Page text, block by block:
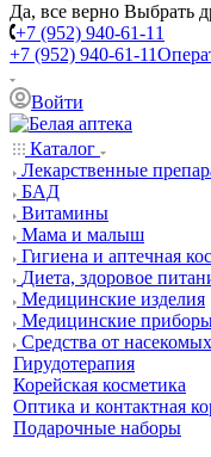
Да, все верно Выбрать
+7 (952) 940-61-11
+7 (952) 940-61-11
Войти
Каталог
Лекарственные
БАД
Витамины
Мама и малыш
Гигиена и аптечная
Диета, здоровое
Медицинские изделия
Медицинские
Средства от насекомых
Гирудотерапия
Корейская косметика
Оптика и контактная
Подарочные наборы